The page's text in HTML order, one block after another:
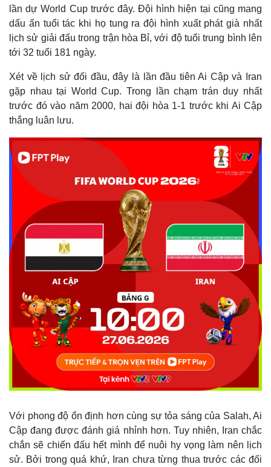
Thế giới
Quan sát
Cuộc sống đó đây
Hồ sơ
Multimedia
Ảnh
lần dự World Cup trước đây. Đội hình hiện tại cũng mang
dấu ấn tuổi tác khi họ tung ra đội hình xuất phát già nhất
lịch sử giải đấu trong trận hòa Bỉ, với độ tuổi trung bình lên
tới 32 tuổi 181 ngày.
Xét về lịch sử đối đầu, đây là lần đầu tiên Ai Cập và Iran
gặp nhau tại World Cup. Trong lần chạm trán duy nhất
trước đó vào năm 2000, hai đội hòa 1-1 trước khi Ai Cập
thắng luân lưu.
Với phong độ ổn định hơn cùng sự tỏa sáng của Salah, Ai
Cập đang được đánh giá nhỉnh hơn. Tuy nhiên, Iran chắc
chắn sẽ chiến đấu hết mình để nuôi hy vọng làm nên lịch
sử. Bởi trong quá khứ, Iran chưa từng thua trước các đối